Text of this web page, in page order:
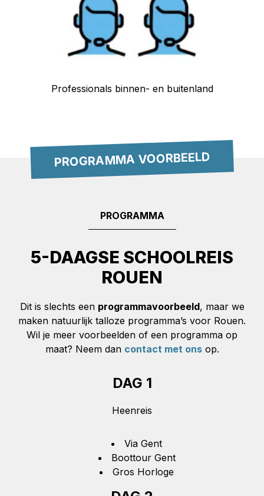
Professionals binnen- en buitenland
PROGRAMMA VOORBEELD
PROGRAMMA
5-DAAGSE SCHOOLREIS
ROUEN
Dit is slechts een programmavoorbeeld, maar we
maken natuurlijk talloze programma’s voor Rouen.
Wil je meer voorbeelden of een programma op
maat? Neem dan contact met onsop.
DAG 1
Heenreis
Via Gent
Boottour Gent
Gros Horloge